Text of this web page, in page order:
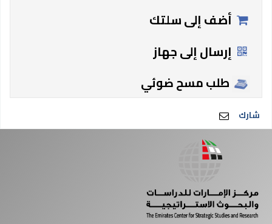
أضف إلى سلتك
إرسال إلى جهاز
طلب مسح ضوئي
شارك